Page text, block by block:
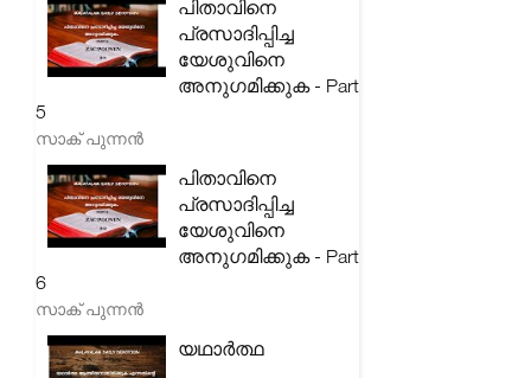
പിതാവിനെ
പ്രസാദിപ്പിച്ച
യേശുവിനെ
അനുഗമിക്കുക - Part
5
സാക് പുന്നൻ
പിതാവിനെ
പ്രസാദിപ്പിച്ച
യേശുവിനെ
അനുഗമിക്കുക - Part
6
സാക് പുന്നൻ
യഥാർത്ഥ